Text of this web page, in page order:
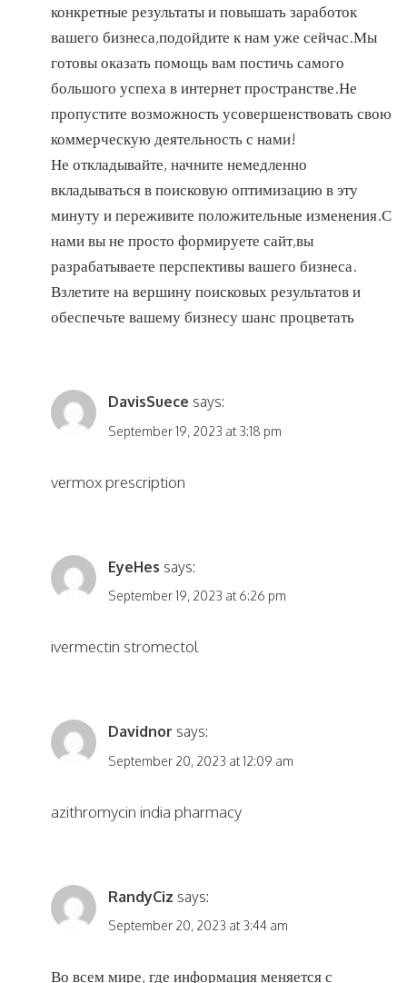
конкретные результаты и повышать заработок
вашего бизнеса,подойдите к нам уже сейчас.Мы
готовы оказать помощь вам постичь самого
большого успеха в интернет пространстве.Не
пропустите возможность усовершенствовать свою
коммерческую деятельность с нами!
Не откладывайте, начните немедленно
вкладываться в поисковую оптимизацию в эту
минуту и переживите положительные изменения.С
нами вы не просто формируете сайт,вы
разрабатываете перспективы вашего бизнеса.
Взлетите на вершину поисковых результатов и
обеспечьте вашему бизнесу шанс процветать
DavisSuece says:
September 19, 2023 at 3:18 pm
vermox prescription
EyeHes says:
September 19, 2023 at 6:26 pm
ivermectin stromectol
Davidnor says:
September 20, 2023 at 12:09 am
azithromycin india pharmacy
RandyCiz says:
September 20, 2023 at 3:44 am
Во всем мире, где информация меняется с